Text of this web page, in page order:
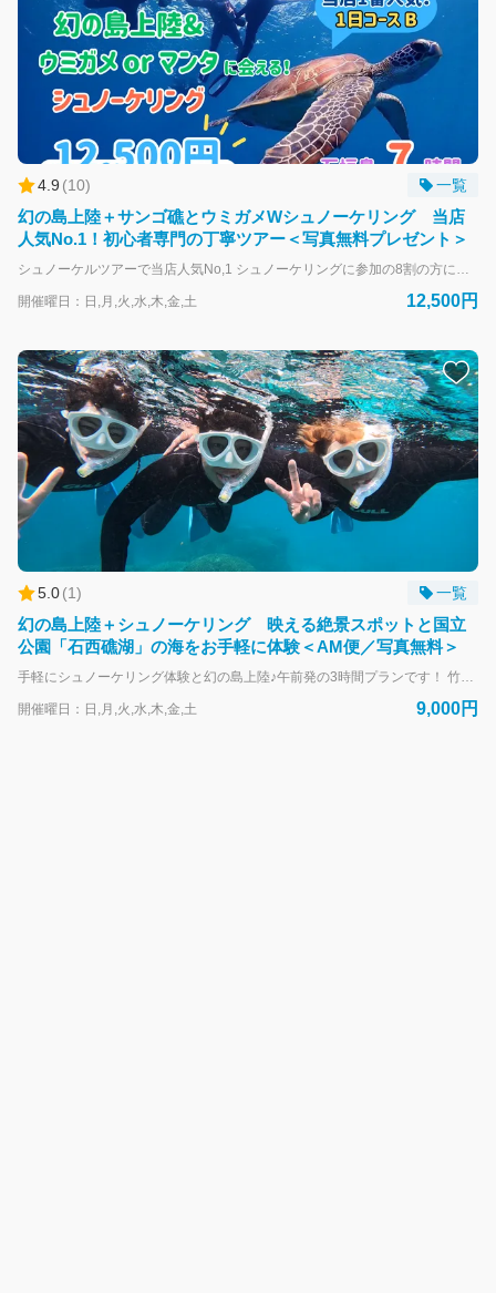
4.9 (10) 一覧
幻の島上陸＋サンゴ礁とウミガメWシュノーケリング 当店
人気No.1！初心者専門の丁寧ツアー＜写真無料プレゼント＞
シュノーケルツアーで当店人気No,1 シュノーケリングに参加の8割の方にお申し込み頂いております♪ 竹富島と小浜島の中間に位置する、海の上にポツンと浮かぶ砂浜だけの無人島「幻の島」への上陸と、ニモや様々な色のトロピカルなお魚たちがいる日本一のサンゴ礁、石西礁湖のポイントとマンタやウミガメに会えるポイントでシュノーケリングができる1日で石垣島の海の全てを満喫できる贅沢コースになっております。 様々な水中景色と生き物を見て、それぞれのロケーションを満喫できるので老若男女問わず参加できるプランになっています！ ★ このコースのオススメ内容 ★ ・超人気の絶景スポット！幻の島へ上陸できます！ ・小さなお子様や年配の方でも一緒に楽しめます！ ・シュノーケリングポイントはニモや熱帯魚等カラフルな魚がいっぱい！ ・海のポイントは国立公園にも指定されている日本国内最大のサンゴ礁「石西礁湖」です！ ・マンタやウミガメとの遭遇率は90％！ ・スタッフが思い出の写真を撮影します。もちろん無料プレゼント！ ・体験シュノーケリングで使用する器材は全て無料レンタル！
開催曜日：日,月,火,水,木,金,土 12,500円
5.0(1) 一覧
幻の島上陸＋シュノーケリング 映える絶景スポットと国立
公園「石西礁湖」の海をお手軽に体験＜AM便／写真無料＞
手軽にシュノーケリング体験と幻の島上陸♪午前発の3時間プランです！ 竹富島と小浜島の中間に位置する、海の上にポツンと浮かぶ砂浜だけの無人島「幻の島」への上陸と、ニモや様々な色のトロピカルフィッシュ達と日本一のサンゴ礁「石西礁湖」でシュノーケリングをお楽しみいただけます。 テレビやSNSで見ていた景色が目の前に広がった瞬間は誰もが興奮します！ 所要時間は8時～12時頃の午前半日なので、あまりお時間がない方にもオススメ！ 少し海に入りたいという方に人気の手軽に参加できるプランです。
開催曜日：日,月,火,水,木,金,土 9,000円